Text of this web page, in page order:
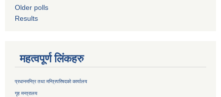
Older polls
Results
महत्वपूर्ण लिंकहरु
प्रधानमन्त्रि तथा मन्त्रिपरिषदको कार्यालय
गृह मन्त्रालय